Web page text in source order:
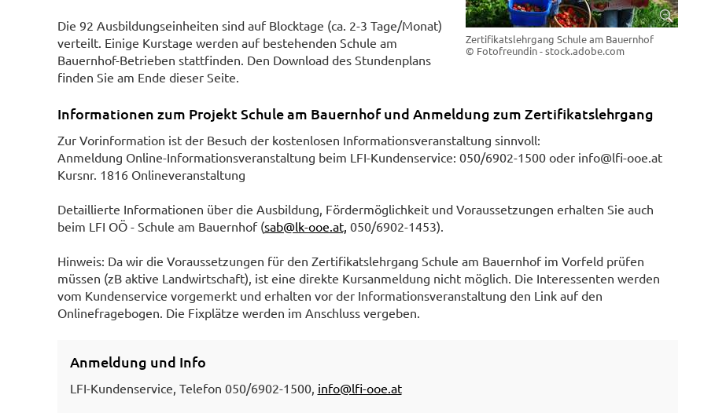
Zertifikatslehrgang Schule am Bauernhof
© Fotofreundin - stock.adobe.com
Die 92 Ausbildungseinheiten sind auf Blocktage (ca. 2-3 Tage/Monat)
verteilt. Einige Kurstage werden auf bestehenden Schule am
Bauernhof-Betrieben stattfinden. Den Download des Stundenplans
finden Sie am Ende dieser Seite.
Informationen zum Projekt Schule am Bauernhof und Anmeldung zum Zertifikatslehrgang
Zur Vorinformation ist der Besuch der kostenlosen Informationsveranstaltung sinnvoll:
Anmeldung Online-Informationsveranstaltung beim LFI-Kundenservice: 050/6902-1500 oder info@lfi-ooe.at
Kursnr. 1816 Onlineveranstaltung
Detaillierte Informationen über die Ausbildung, Fördermöglichkeit und Voraussetzungen erhalten Sie auch
beim LFI OÖ - Schule am Bauernhof (sab@lk-ooe.at, 050/6902-1453).
Hinweis: Da wir die Voraussetzungen für den Zertifikatslehrgang Schule am Bauernhof im Vorfeld prüfen
müssen (zB aktive Landwirtschaft), ist eine direkte Kursanmeldung nicht möglich. Die Interessenten werden
vom Kundenservice vorgemerkt und erhalten vor der Informationsveranstaltung den Link auf den
Onlinefragebogen. Die Fixplätze werden im Anschluss vergeben.
Anmeldung und Info
LFI-Kundenservice, Telefon 050/6902-1500, info@lfi-ooe.at